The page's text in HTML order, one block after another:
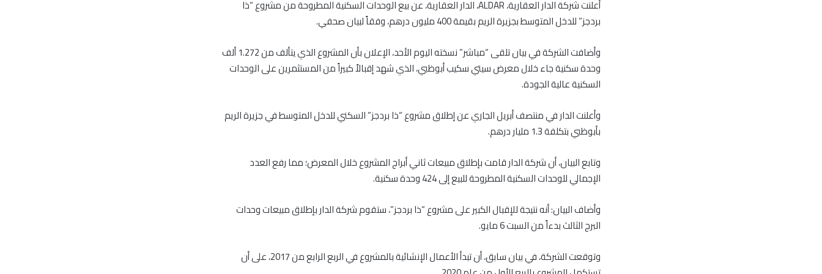
أعلنت شركة الدار العقارية، ALDAR، الدار العقارية، عن بيع الوحدات السكنية المطروحة من مشروع “ذا
بردجز” للدخل المتوسط بجزيرة الريم بقيمة 400 مليون درهم، وفقاً لبيان صحفي.
وأضافت الشركة في بيان تلقى “مباشر” نسخته اليوم الأحد، الإعلان بأن المشروع الذي يتألف من 1.272 ألف
وحدة سكنية جاء خلال معرض سيتي سكيب أبوظبي، الذي شهد إقبالاً كبيراً من المستثمرين على الوحدات
السكنية عالية الجودة.
وأعلنت الدار في منتصف أبريل الجاري عن إطلاق مشروع “ذا بردجز” السكني للدخل المتوسط في جزيرة الريم
بأبوظبي بتكلفة 1.3 مليار درهم.
وتابع البيان، أن شركة الدار قامت بإطلاق مبيعات ثاني أبراج المشروع خلال المعرض؛ مما رفع العدد
الإجمالي للوحدات السكنية المطروحة للبيع إلى 424 وحدة سكنية.
وأضاف البيان: أنه نتيجة للإقبال الكبير على مشروع “ذا بردجز”، ستقوم شركة الدار بإطلاق مبيعات وحدات
البرج الثالث بدءاً من السبت 6 مايو.
وتوقعت الشركة، في بيان سابق، أن تبدأ الأعمال الإنشائية بالمشروع في الربع الرابع من 2017، على أن